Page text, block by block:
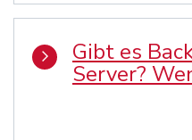
Gibt es
Server?